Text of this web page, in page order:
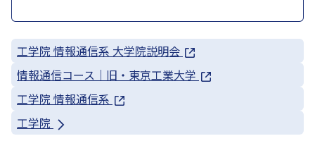
工学院 情報通信系 大学院説明会
情報通信コース｜旧・東京工業大学
工学院 情報通信系
工学院